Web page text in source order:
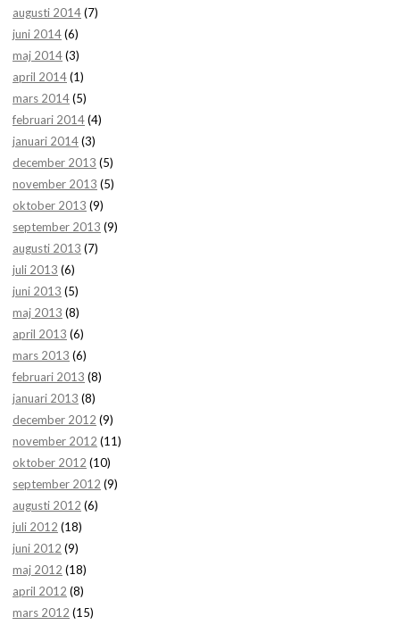
augusti 2014(7)
juni 2014(6)
maj 2014(3)
april 2014(1)
mars 2014(5)
februari 2014(4)
januari 2014(3)
december 2013 (5)
november 2013 (5)
oktober 2013 (9)
september 2013 (9)
augusti 2013 (7)
juli 2013 (6)
juni 2013 (5)
maj 2013 (8)
april 2013 (6)
mars 2013 (6)
februari 2013 (8)
januari 2013 (8)
december 2012 (9)
november 2012 (11)
oktober 2012 (10)
september 2012 (9)
augusti 2012 (6)
juli 2012 (18)
juni 2012 (9)
maj 2012 (18)
april 2012 (8)
mars 2012 (15)